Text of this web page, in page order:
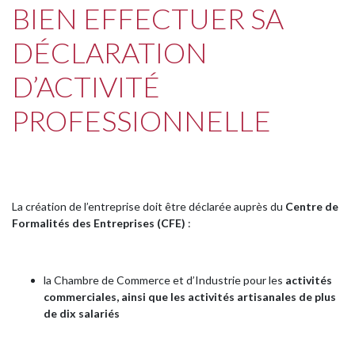
BIEN EFFECTUER SA
DÉCLARATION
D’ACTIVITÉ
PROFESSIONNELLE
La création de l’entreprise doit être déclarée auprès du Centre de
Formalités des Entreprises (CFE) :
la Chambre de Commerce et d’Industrie pour les activités
commerciales, ainsi que les activités artisanales de plus
de dix salariés